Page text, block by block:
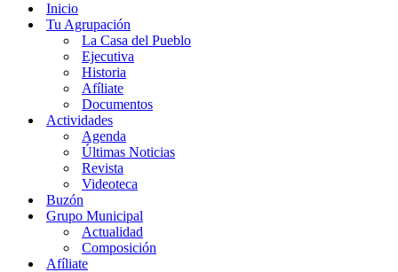
navegación
Inicio
Tu Agrupación
La Casa del Pueblo
Ejecutiva
Historia
Afíliate
Documentos
Actividades
Agenda
Últimas Noticias
Revista
Videoteca
Buzón
Grupo Municipal
Actualidad
Composición
Afíliate